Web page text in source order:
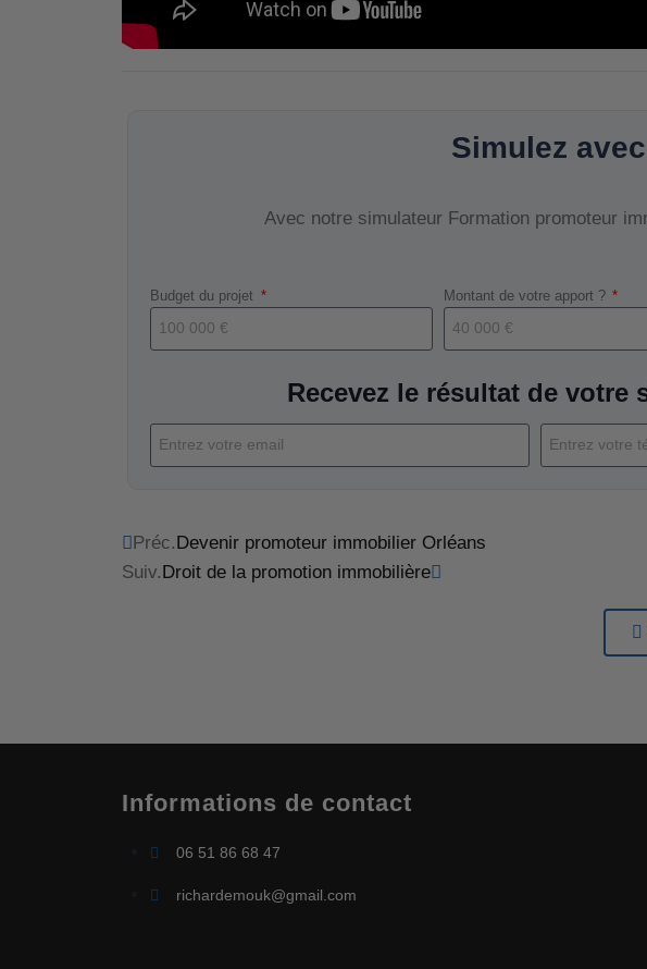
Simulez
Avec notre simulateur Formation promoteur
Budget du projet Montant de votre apport ?
Recevez le résultat de
Préc.Devenir promoteur immobilier Orléans
Suiv.Droit de la promotion immobilière
Informations de contact
06 51 86 68 47
richardemouk@gmail.com